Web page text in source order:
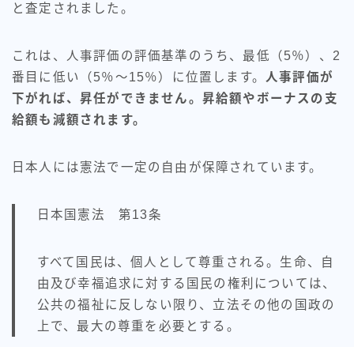
と査定されました。
これは、人事評価の評価基準のうち、最低（5％）、2
番目に低い（5％～15％）に位置します。 人事評価が
下がれば、昇任ができません。昇給額やボーナスの支
給額も減額されます。
日本人には憲法で一定の自由が保障されています。
日本国憲法 第13条
すべて国民は、個人として尊重される。生命、自
由及び幸福追求に対する国民の権利については、
公共の福祉に反しない限り、立法その他の国政の
上で、最大の尊重を必要とする。